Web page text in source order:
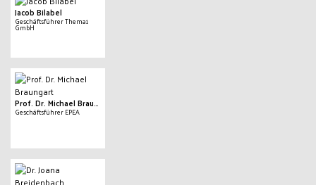
Jacob Bilabel
Geschäftsführer Thema1
GmbH
Prof. Dr. Michael Braungart
Geschäftsführer EPEA